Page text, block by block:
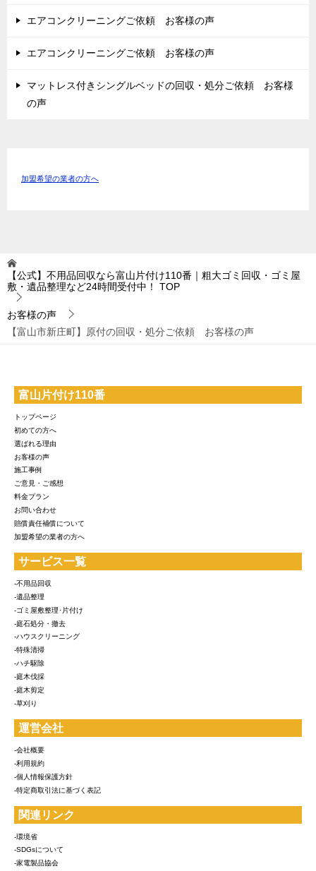
エアコンクリーニングご依頼 お客様の声
エアコンクリーニングご依頼 お客様の声
マットレス付きシングルベッドの回収・処分ご依頼 お客様
の声
加盟希望の業者の方へ
【公式】不用品回収なら富山片付け110番｜粗大ゴミ回収・ゴミ屋
敷・遺品整理など24時間受付中！
TOP
お客様の声
【富山市新庄町】原付の回収・処分ご依頼 お客様の声
富山片付け110番
トップページ
初めての方へ
選ばれる理由
お客様の声
施工事例
ご意見・ご感想
料金プラン
お問い合わせ
賠償責任補償について
加盟希望の業者の方へ
サービス一覧
-不用品回収
-遺品整理
-ゴミ屋敷整理･片付け
-庭石処分・撤去
-ハウスクリーニング
-特殊清掃
-ハチ駆除
-庭木伐採
-庭木剪定
-草刈り
運営会社
-会社概要
-利用規約
-個人情報保護方針
-特定商取引法に基づく表記
関連リンク
-環境省
-SDGsについて
-家電製品協会